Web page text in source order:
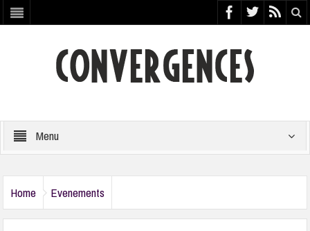
Menu
Home Evenements